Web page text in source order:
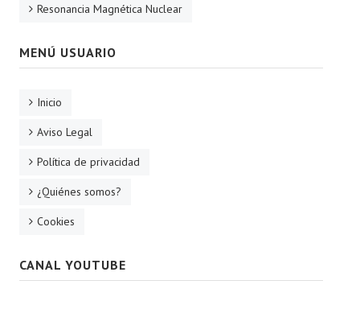
Resonancia Magnética Nuclear
MENÚ USUARIO
Inicio
Aviso Legal
Política de privacidad
¿Quiénes somos?
Cookies
CANAL YOUTUBE